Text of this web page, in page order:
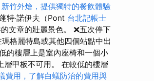
新竹外燴，提供獨特的餐飲體驗
特·諾伊夫（Pont 台北記帳士
文章的壯麗景色。 ❌五次停下
格麗特島或其他四個站點中出
的樓層上是室內座椅和一個小
層甲板不可用。 在較低的樓層
費用，了解白蟻防治的費用與